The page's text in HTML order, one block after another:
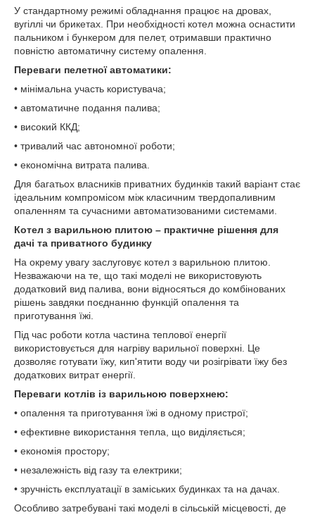
У стандартному режимі обладнання працює на дровах,
вугіллі чи брикетах. При необхідності котел можна оснастити
пальником і бункером для пелет, отримавши практично
повністю автоматичну систему опалення.
Переваги пелетної автоматики:
• мінімальна участь користувача;
• автоматичне подання палива;
• високий ККД;
• тривалий час автономної роботи;
• економічна витрата палива.
Для багатьох власників приватних будинків такий варіант стає
ідеальним компромісом між класичним твердопаливним
опаленням та сучасними автоматизованими системами.
Котел з варильною плитою – практичне рішення для
дачі та приватного будинку
На окрему увагу заслуговує котел з варильною плитою.
Незважаючи на те, що такі моделі не використовують
додатковий вид палива, вони відносяться до комбінованих
рішень завдяки поєднанню функцій опалення та
приготування їжі.
Під час роботи котла частина теплової енергії
використовується для нагріву варильної поверхні. Це
дозволяє готувати їжу, кип'ятити воду чи розігрівати їжу без
додаткових витрат енергії.
Переваги котлів із варильною поверхнею:
• опалення та приготування їжі в одному пристрої;
• ефективне використання тепла, що виділяється;
• економія простору;
• незалежність від газу та електрики;
• зручність експлуатації в заміських будинках та на дачах.
Особливо затребувані такі моделі в сільській місцевості, де